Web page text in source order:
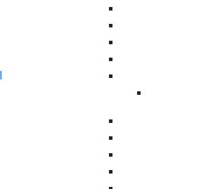
تربیت جنسی
نه گفتن
ایمنی و حوادث
بهداشت و سلامتی
امنیت در دنیای مجازی
مهارتهای ارتباطی
ارتباط با خانواده
آداب معاشرت
دوست یابی
ورود به محیط جدید